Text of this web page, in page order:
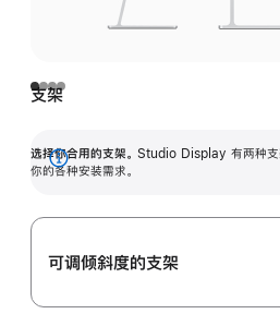
支架
选择你合用的支架。 Studio Display 有两种支
你的各种安装需求。
展
可调倾斜度的支架